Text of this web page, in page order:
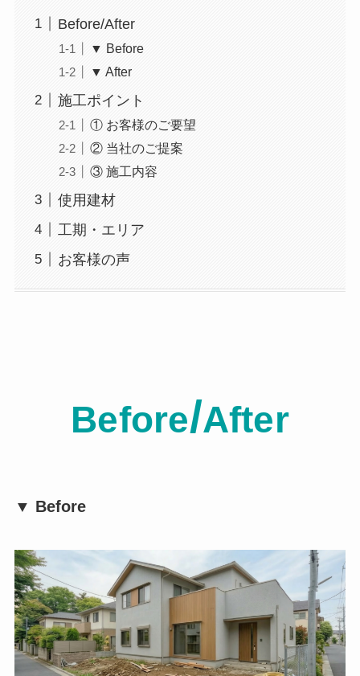
Before/After
▼ Before
▼ After
施工ポイント
① お客様のご要望
② 当社のご提案
③ 施工内容
使用建材
工期・エリア
お客様の声
Before/After
▼ Before